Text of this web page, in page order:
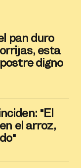
pan duro
esta
digno
"El
el arroz,